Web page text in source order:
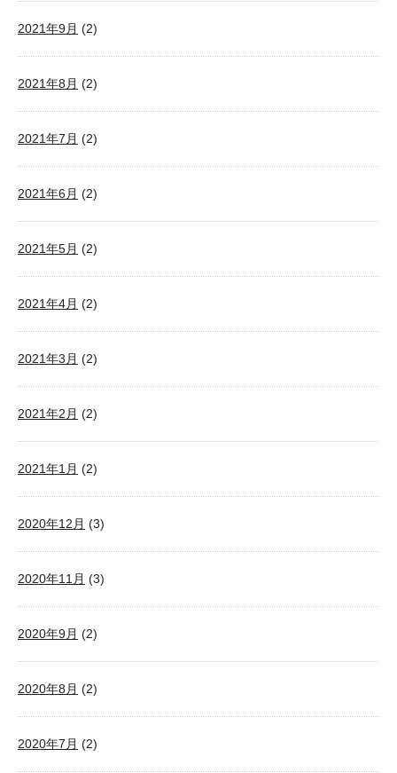
2021年9月 (2)
2021年8月 (2)
2021年7月 (2)
2021年6月 (2)
2021年5月 (2)
2021年4月 (2)
2021年3月 (2)
2021年2月 (2)
2021年1月 (2)
2020年12月 (3)
2020年11月 (3)
2020年9月 (2)
2020年8月 (2)
2020年7月 (2)